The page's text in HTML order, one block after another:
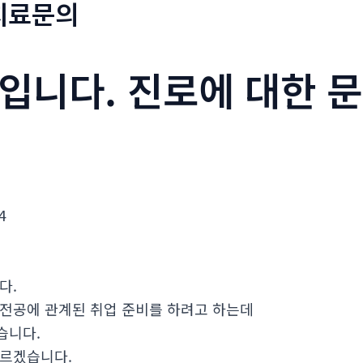
문의
니다. 진로에 대한
.
공에 관계된 취업 준비를 하려고 하는데
니다.
겠습니다.